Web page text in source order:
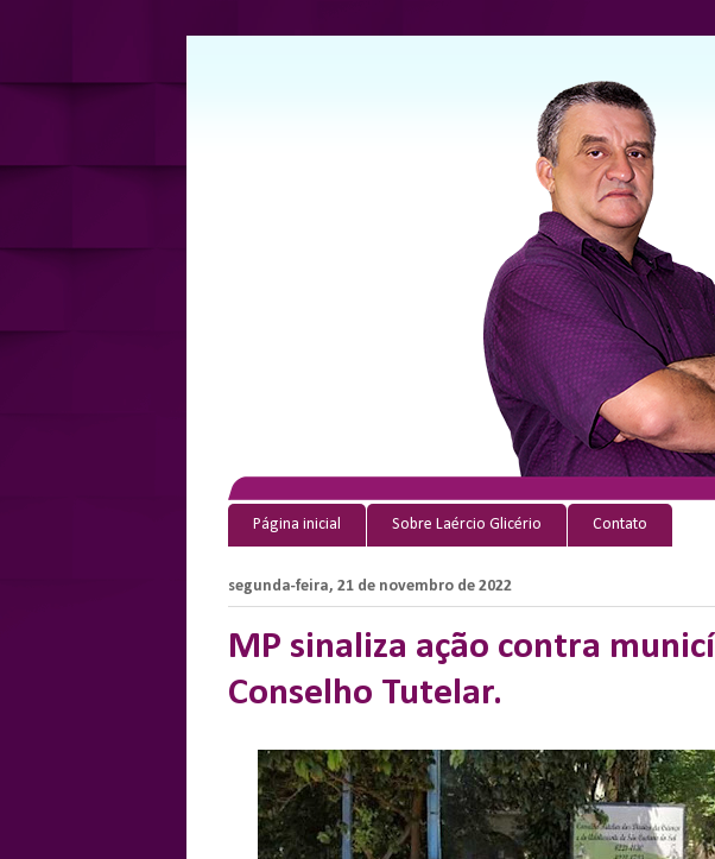
Página inicial Sobre Laércio Glicério Contato
segunda-feira, 21 de novembro de 2022
MP sinaliza ação contra
Conselho Tutelar.